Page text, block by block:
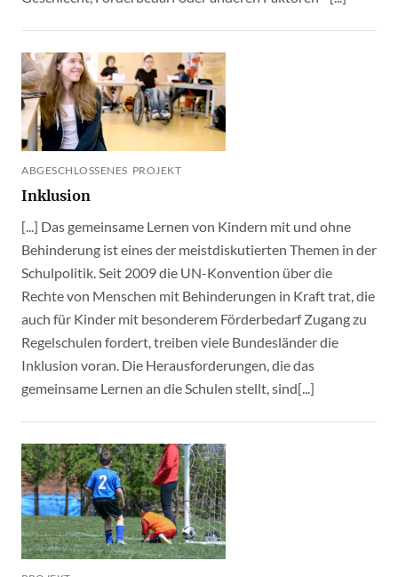
ABGESCHLOSSENES PROJEKT
Inklusion
[...] Das gemeinsame Lernen von Kindern mit und ohne
Behinderung ist eines der meistdiskutierten Themen in der
Schulpolitik. Seit 2009 die UN-Konvention über die
Rechte von Menschen mit Behinderungen in Kraft trat, die
auch für Kinder mit besonderem Förderbedarf Zugang zu
Regelschulen fordert, treiben viele Bundesländer die
Inklusion voran. Die Herausforderungen, die das
gemeinsame Lernen an die Schulen stellt, sind[...]